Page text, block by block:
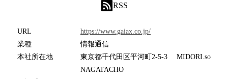
RSS
URL
https://www.gaiax.co.jp/
業種
情報通信
本社所在地
東京都千代田区平河町2-5-3 MIDORI.so
NAGATACHO